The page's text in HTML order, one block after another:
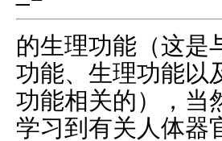
的生理功能（这是
功能、生理功能以
功能相关的），当
学习到有关人体器